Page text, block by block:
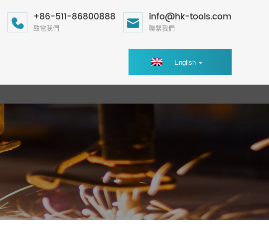
+86-511-86800888
致電我們
info@hk-tools.com
聯繫我們
English